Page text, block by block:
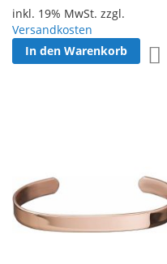
inkl. 19% MwSt. zzgl.
Versandkosten
In den Warenkorb